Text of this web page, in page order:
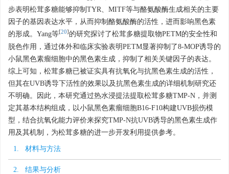
步表明松茸多糖能够抑制TYR、MITF等与酪氨酸酶生成相关的主要
因子的基因表达水平，从而抑制酪氨酸酶的活性，进而影响黑色素
的形成。Yang等[20] 的研究探讨了松茸多糖提取物PETM的安全性和
脱色作用，通过体外和临床实验表明PETM显著抑制了8-MOP诱导的
小鼠黑色素瘤细胞中的黑色素生成，抑制了相关关键因子的表达。
综上可知，松茸多糖已被证实具有抗氧化与抗黑色素生成的活性，
但其在UVB诱导下活性的效果以及抗黑色素生成的详细机制研究还
不明确。因此，本研究通过热水浸提法提取松茸多糖TMP-N，并测
定其基本结构组成，以小鼠黑色素瘤细胞B16-F10构建UVB损伤模
型，结合抗氧化能力评价来探究TMP-N抗UVB诱导的黑色素生成作
用及其机制，为松茸多糖的进一步开发利用提供参考。
1. 材料与方法
2. 结果与分析